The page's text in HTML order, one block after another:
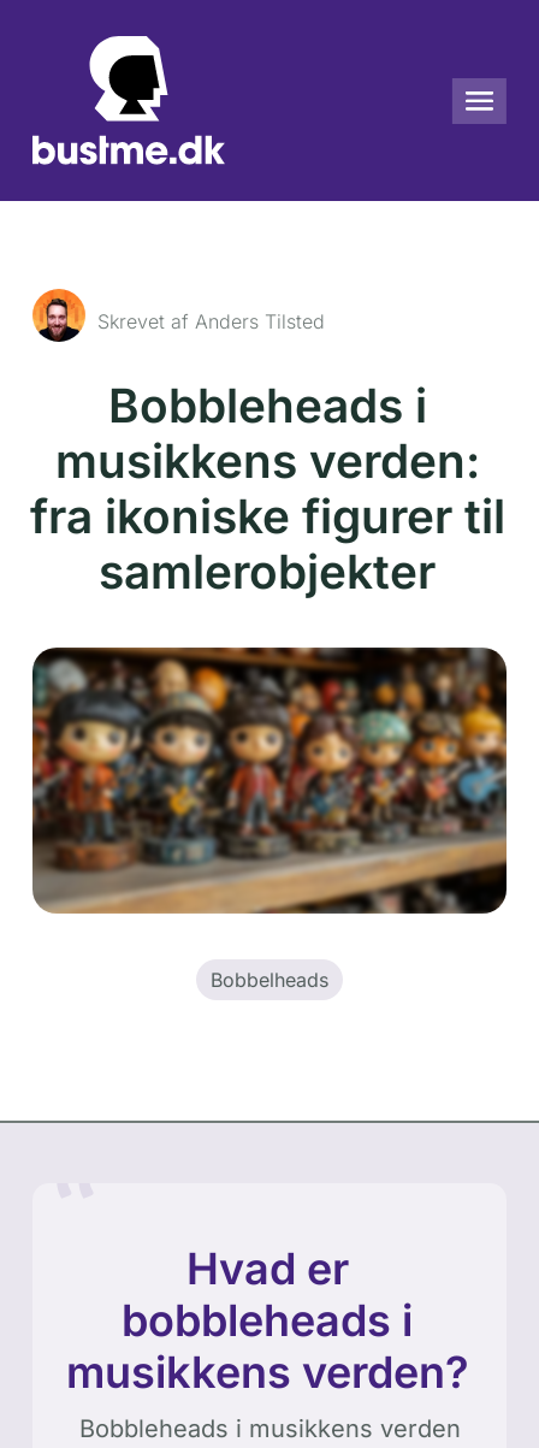
Bobbleheads i
musikkens verden:
fra ikoniske figurer til
samlerobjekter
Skrevet af Anders Tilsted
Bobbelheads
Hvad er
bobbleheads i
musikkens verden?
Bobbleheads i musikkens verden